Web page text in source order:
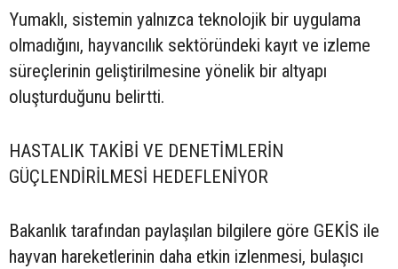
Yumaklı, sistemin yalnızca teknolojik bir uygulama
olmadığını, hayvancılık sektöründeki kayıt ve izleme
süreçlerinin geliştirilmesine yönelik bir altyapı
oluşturduğunu belirtti.
HASTALIK TAKİBİ VE DENETİMLERİN
GÜÇLENDİRİLMESİ HEDEFLENİYOR
Bakanlık tarafından paylaşılan bilgilere göre GEKİS ile
hayvan hareketlerinin daha etkin izlenmesi, bulaşıcı